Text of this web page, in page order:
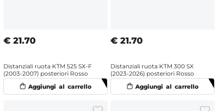
€ 21.70
Distanziali ruota KTM 525 SX-F
(2003-2007) posteriori Rosso
€ 21.70
Distanziali ruota KTM 300 SX
(2023-2026) posteriori Rosso